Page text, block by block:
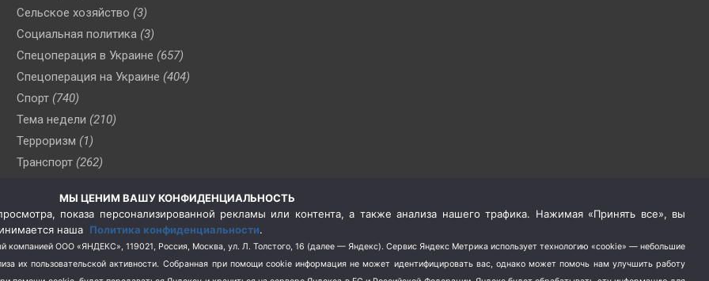
Сельское хозяйство (3)
Социальная политика (3)
Спецоперация в Украине (657)
Спецоперация на Украине (404)
Спорт (740)
Тема недели (210)
Терроризм (1)
Транспорт (262)
(76)
Цены (2)
Школа и спорт (2)
Экология (8)
МЫ ЦЕНИМ ВАШУ КОНФИДЕНЦИАЛЬНОСТЬ
показа персонализированной рекламы или контента, а также анализа нашего трафика. Нажимая «Принять все», вы
наша Политика конфиденциальности.
компанией ООО «ЯНДЕКС», 119021, Россия, Москва, ул. Л. Толстого, 16 (далее — Яндекс). Сервис Яндекс Метрика использует технологию «cookie» — небольшие
их пользовательской активности. Собранная при помощи cookie информация не может идентифицировать вас, однако может помочь нам улучшить работу